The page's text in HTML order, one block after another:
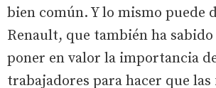
bien común. Y lo mismo puede
Renault, que también ha
poner en valor la importancia
trabajadores para hacer que